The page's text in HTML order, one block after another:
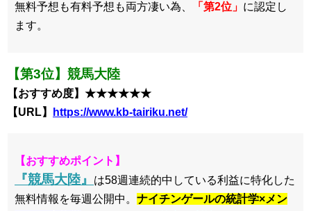
無料予想も有料予想も両方凄い為、
「第2位」 に認定し
ます。
【第3位】競馬大陸
【おすすめ度】★★★★★★
【URL】
https://www.kb-tairiku.net/
【おすすめポイント】
『競馬大陸』
は58週連続的中している利益に特化した
無料情報を毎週公開中。 ナイチンゲールの統計学×メン